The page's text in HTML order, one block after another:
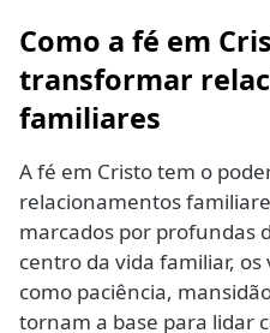
Como a fé em
transformar
familiares
A fé em Cristo tem o
relacionamentos
marcados por profundas
centro da vida familiar, os
como paciência,
tornam a base para lidar